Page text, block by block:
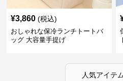
¥3,860 (税込)
おしゃれな保冷ランチトートバ
ッグ 大容量手提げ
人気アイテ